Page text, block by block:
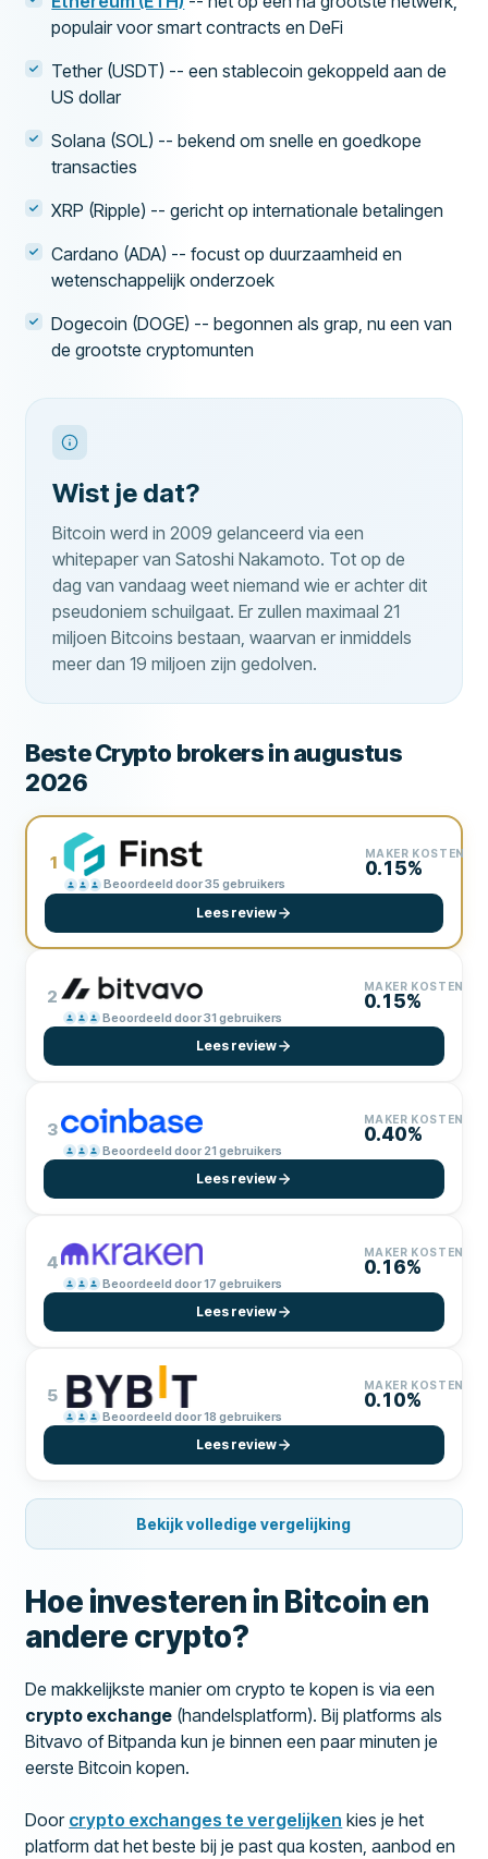
populair voor smart contracts en DeFi
Tether (USDT) -- een stablecoin gekoppeld aan de
US dollar
Solana (SOL) -- bekend om snelle en goedkope
transacties
XRP (Ripple) -- gericht op internationale betalingen
Cardano (ADA) -- focust op duurzaamheid en
wetenschappelijk onderzoek
Dogecoin (DOGE) -- begonnen als grap, nu een van
de grootste cryptomunten
Wist je dat?
Bitcoin werd in 2009 gelanceerd via een
whitepaper van Satoshi Nakamoto. Tot op de
dag van vandaag weet niemand wie er achter dit
pseudoniem schuilgaat. Er zullen maximaal 21
miljoen Bitcoins bestaan, waarvan er inmiddels
meer dan 19 miljoen zijn gedolven.
Beste Crypto brokers in augustus
2026
1
Beoordeeld door 35 gebruikers
MAKER KOSTEN
0.15%
Lees review
2
Beoordeeld door 31 gebruikers
MAKER KOSTEN
0.15%
Lees review
3
Beoordeeld door 21 gebruikers
MAKER KOSTEN
0.40%
Lees review
4
Beoordeeld door 17 gebruikers
MAKER KOSTEN
0.16%
Lees review
5
Beoordeeld door 18 gebruikers
MAKER KOSTEN
0.10%
Lees review
Bekijk volledige vergelijking
Hoe investeren in Bitcoin en
andere crypto?
De makkelijkste manier om crypto te kopen is via een
crypto exchange (handelsplatform). Bij platforms als
Bitvavo of Bitpanda kun je binnen een paar minuten je
eerste Bitcoin kopen.
Door crypto exchanges te vergelijken kies je het
platform dat het beste bij je past qua kosten, aanbod en